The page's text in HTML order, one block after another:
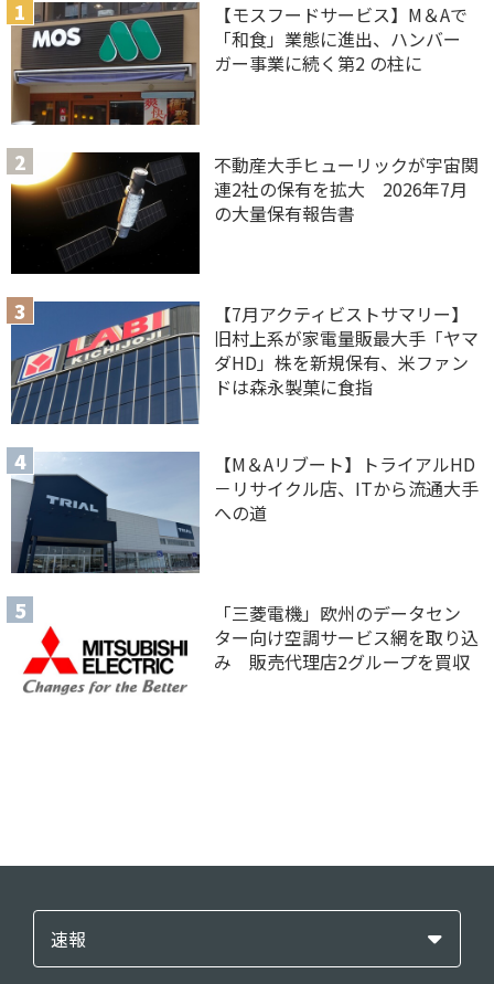
【モスフードサービス】M＆Aで
「和食」業態に進出、ハンバー
ガー事業に続く第2 の柱に
不動産大手ヒューリックが宇宙関
連2社の保有を拡大 2026年7月
の大量保有報告書
【7月アクティビストサマリー】
旧村上系が家電量販最大手「ヤマ
ダHD」株を新規保有、米ファン
ドは森永製菓に食指
【M＆Aリブート】トライアルHD
－リサイクル店、ITから流通大手
への道
「三菱電機」欧州のデータセン
ター向け空調サービス網を取り込
み 販売代理店2グループを買収
速報